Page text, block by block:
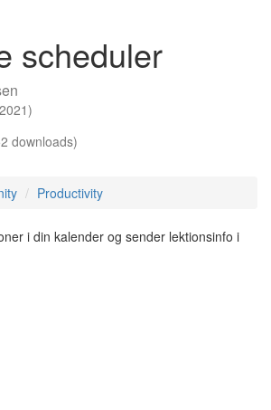
scheduler
)
downloads)
Productivity
i din kalender og sender lektionsinfo i